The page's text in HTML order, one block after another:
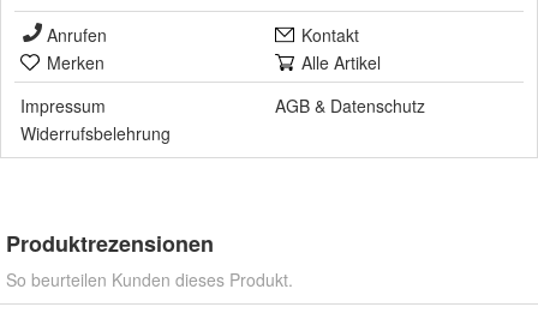
Anrufen
Kontakt
Merken
Alle Artikel
Impressum
AGB & Datenschutz
Widerrufsbelehrung
Produktrezensionen
So beurteilen Kunden dieses Produkt.